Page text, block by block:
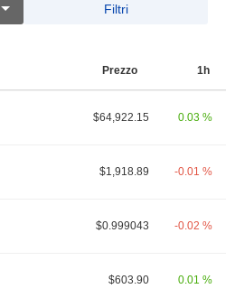
Filtri
Prezzo 1h
$64,922.15 0.03 %
$1,918.89 -0.01 %
$0.999043 -0.02 %
$603.90 0.01 %